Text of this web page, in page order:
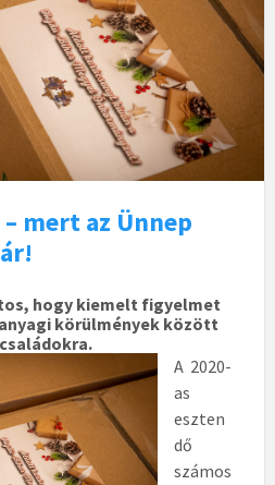
mert az Ünnep
hogy kiemelt figyelmet
körülmények között
A 2020-
as
eszten
dő
számos